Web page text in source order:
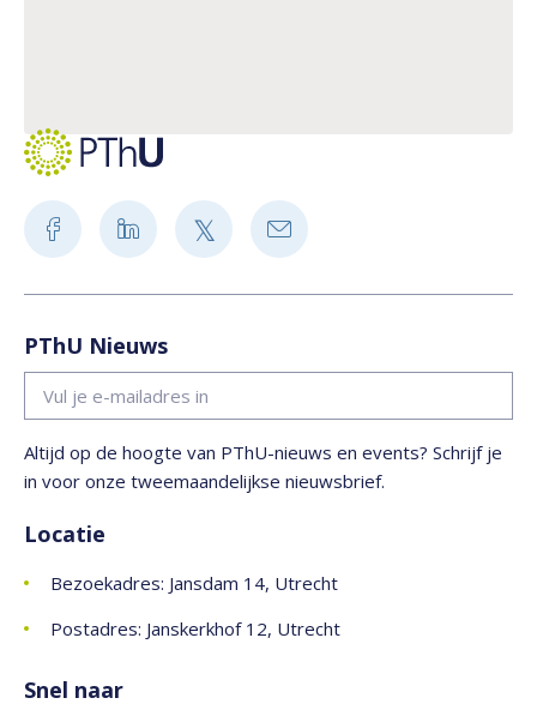
PThU Nieuws
Altijd op de hoogte van PThU-nieuws en events? Schrijf je
in voor onze tweemaandelijkse nieuwsbrief.
Locatie
Bezoekadres: Jansdam 14, Utrecht
Postadres: Janskerkhof 12, Utrecht
Snel naar